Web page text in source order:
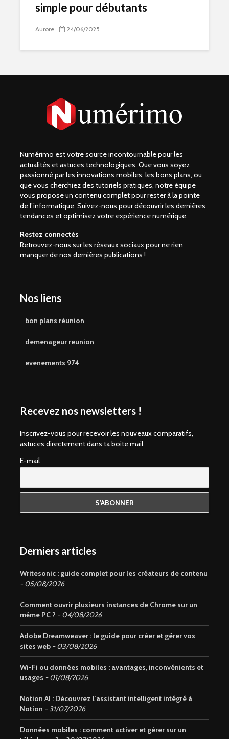
simple pour débutants
Aurore 24/06/2025
Numérimo est votre source incontournable pour les
actualités et astuces technologiques. Que vous soyez
passionné par les innovations mobiles, les bons plans, ou
que vous cherchiez des tutoriels pratiques, notre équipe
vous propose un contenu complet pour rester à la pointe
de l’informatique. Suivez-nous pour découvrir les dernières
tendances et optimisez votre expérience numérique.
Restez connectés
Retrouvez-nous sur les réseaux sociaux pour ne rien
manquer de nos dernières publications !
Nos liens
bon plans réunion
demenageur reunion
evenements 974
Recevez nos newsletters !
Inscrivez-vous pour recevoir les nouveaux comparatifs,
astuces directement dans ta boite mail.
E-mail
Derniers articles
Writesonic : guide complet pour les créateurs de contenu
05/08/2026
Comment ouvrir plusieurs instances de Chrome sur un
même PC ?
04/08/2026
Adobe Dreamweaver : le guide pour créer et gérer vos
sites web
03/08/2026
Wi-Fi ou données mobiles : avantages, inconvénients et
usages
01/08/2026
Notion AI : Découvrez l’assistant intelligent intégré à
Notion
31/07/2026
Données mobiles : comment activer et gérer sur un